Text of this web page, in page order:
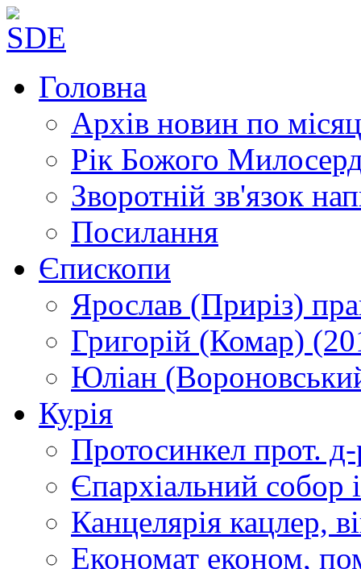
Головна
Архів новин по
Рік Божого
Зворотній зв'язок
Посилання
Єпископи
Ярослав (Приріз)
Григорій (Комар)
Юліан
Курія
Протосинкел прот.
Єпархіальний собор
Канцелярія кацлер,
Економат економ,